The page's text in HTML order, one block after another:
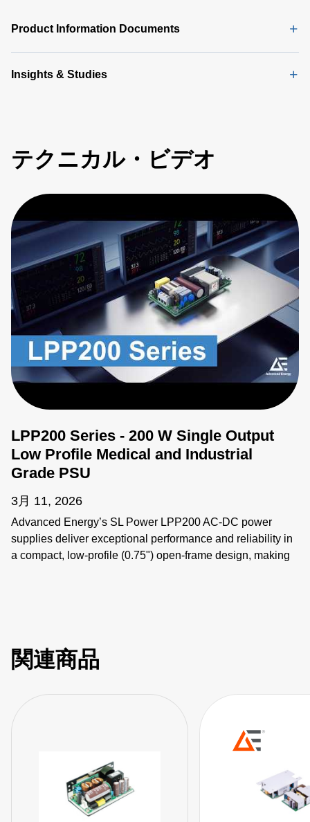
Product Information Documents
Insights & Studies
テクニカル・ビデオ
LPP200 Series - 200 W Single Output
Low Profile Medical and Industrial
Grade PSU
3月 11, 2026
Advanced Energy’s SL Power LPP200 AC-DC power
supplies deliver exceptional performance and reliability in
a compact, low-profile (0.75") open-frame design, making
関連商品